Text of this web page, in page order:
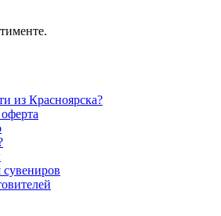
из Красноярска?
сувениров